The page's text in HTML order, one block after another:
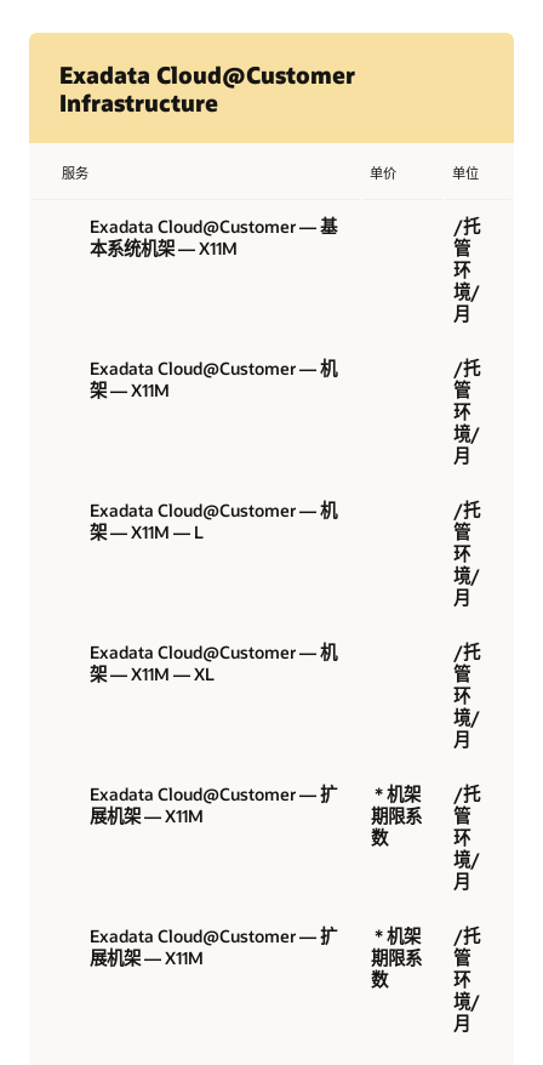
Exadata Cloud@Customer
Infrastructure
服务 单价 单位
Exadata Cloud@Customer — 基
本系统机架 — X11M
/托
管
环
境/
月
Exadata Cloud@Customer — 机
架 — X11M
/托
管
环
境/
月
Exadata Cloud@Customer — 机
架 — X11M — L
/托
管
环
境/
月
Exadata Cloud@Customer — 机
架 — X11M — XL
/托
管
环
境/
月
Exadata Cloud@Customer — 扩
展机架 — X11M
* 机架
期限系
数
/托
管
环
境/
月
Exadata Cloud@Customer — 扩
展机架 — X11M
* 机架
期限系
数
/托
管
环
境/
月